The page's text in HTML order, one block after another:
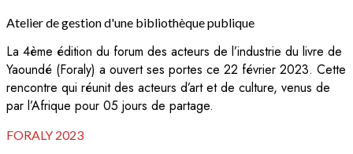
Atelier de gestion d'une bibliothèque publique
La 4ème édition du forum des acteurs de l’industrie du livre de
Yaoundé (Foraly) a ouvert ses portes ce 22 février 2023. Cette
rencontre qui réunit des acteurs d’art et de culture, venus de
par l’Afrique pour 05 jours de partage.
FORALY 2023